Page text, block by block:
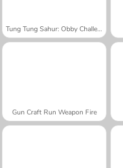
Tung Tung Sahur: Obby Challenge
Gun Craft Run Weapon Fire